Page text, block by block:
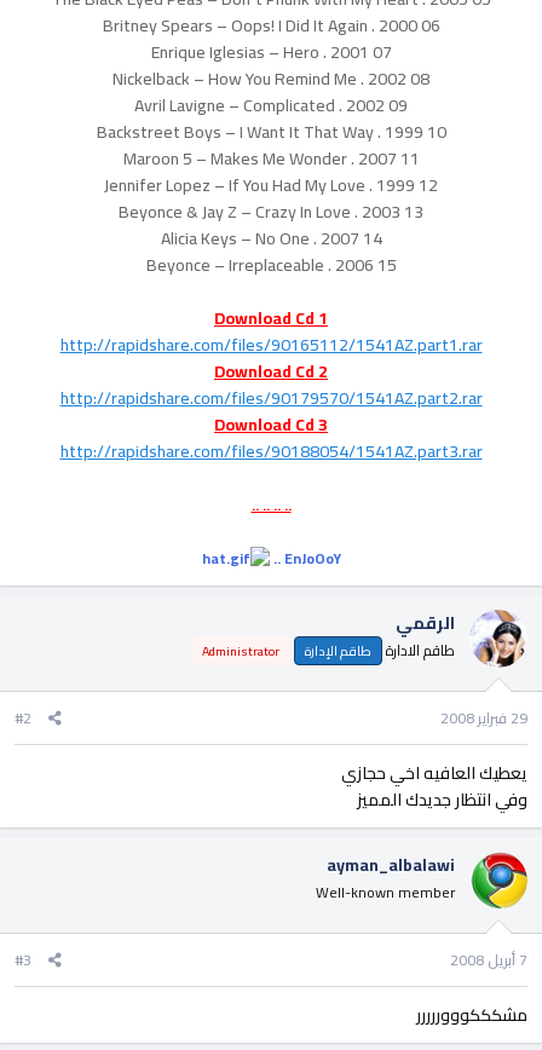
06 Britney Spears – Oops! I Did It Again . 2000
07 Enrique Iglesias – Hero . 2001
08 Nickelback – How You Remind Me . 2002
09 Avril Lavigne – Complicated . 2002
10 Backstreet Boys – I Want It That Way . 1999
11 Maroon 5 – Makes Me Wonder . 2007
12 Jennifer Lopez – If You Had My Love . 1999
13 Beyonce & Jay Z – Crazy In Love . 2003
14 Alicia Keys – No One . 2007
15 Beyonce – Irreplaceable . 2006
Download Cd 1
http://rapidshare.com/files/90165112/1541AZ.part1.rar
Download Cd 2
http://rapidshare.com/files/90179570/1541AZ.part2.rar
Download Cd 3
http://rapidshare.com/files/90188054/1541AZ.part3.rar
.. .. .. ..
EnJoOoY ..
الرقمي
طاقم الادارة طاقم الإدارة Administrator
29 فبراير 2008 #2
يعطيك العافيه اخي حجازي
وفي انتظار جديدك المميز
ayman_albalawi
Well-known member
7 أبريل 2008 #3
مشكككوووررررر